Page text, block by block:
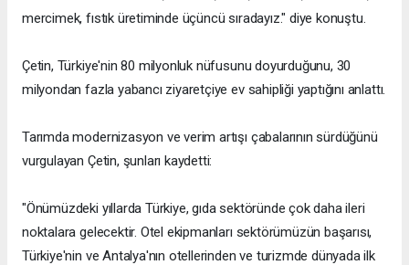
mercimek, fıstık üretiminde üçüncü sıradayız." diye konuştu.
Çetin, Türkiye'nin 80 milyonluk nüfusunu doyurduğunu, 30
milyondan fazla yabancı ziyaretçiye ev sahipliği yaptığını anlattı.
Tarımda modernizasyon ve verim artışı çabalarının sürdüğünü
vurgulayan Çetin, şunları kaydetti:
"Önümüzdeki yıllarda Türkiye, gıda sektöründe çok daha ileri
noktalara gelecektir. Otel ekipmanları sektörümüzün başarısı,
Türkiye'nin ve Antalya'nın otellerinden ve turizmde dünyada ilk